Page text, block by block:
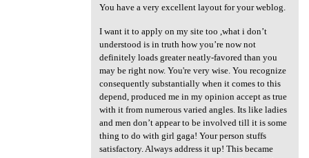
You have a very excellent layout for your weblog.
I want it to apply on my site too ,what i don’t
understood is in truth how you’re now not
definitely loads greater neatly-favored than you
may be right now. You're very wise. You recognize
consequently substantially when it comes to this
depend, produced me in my opinion accept as true
with it from numerous varied angles. Its like ladies
and men don’t appear to be involved till it is some
thing to do with girl gaga! Your person stuffs
satisfactory. Always address it up! This became